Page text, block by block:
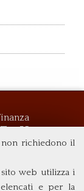
non richiedono il
sito web utilizza i
e per la
Tor Vergata